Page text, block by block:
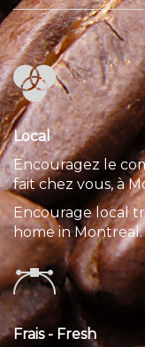
Local
Encouragez le
fait chez vous, à
Encourage local
home in Montreal.
Frais - Fresh